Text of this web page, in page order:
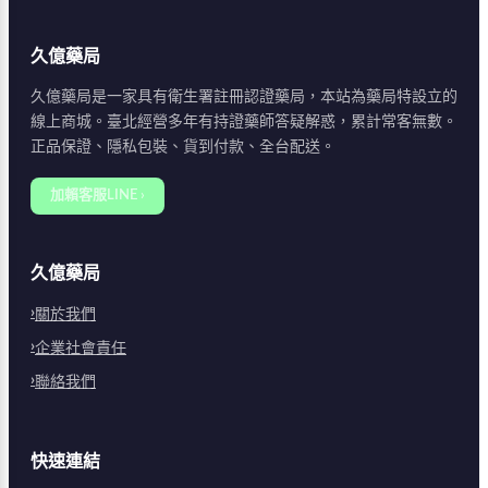
久億藥局
久億藥局是一家具有衛生署註冊認證藥局，本站為藥局特設立的
線上商城。臺北經營多年有持證藥師答疑解惑，累計常客無數。
正品保證、隱私包裝、貨到付款、全台配送。
加賴客服LINE ›
久億藥局
關於我們
企業社會責任
聯絡我們
快速連結